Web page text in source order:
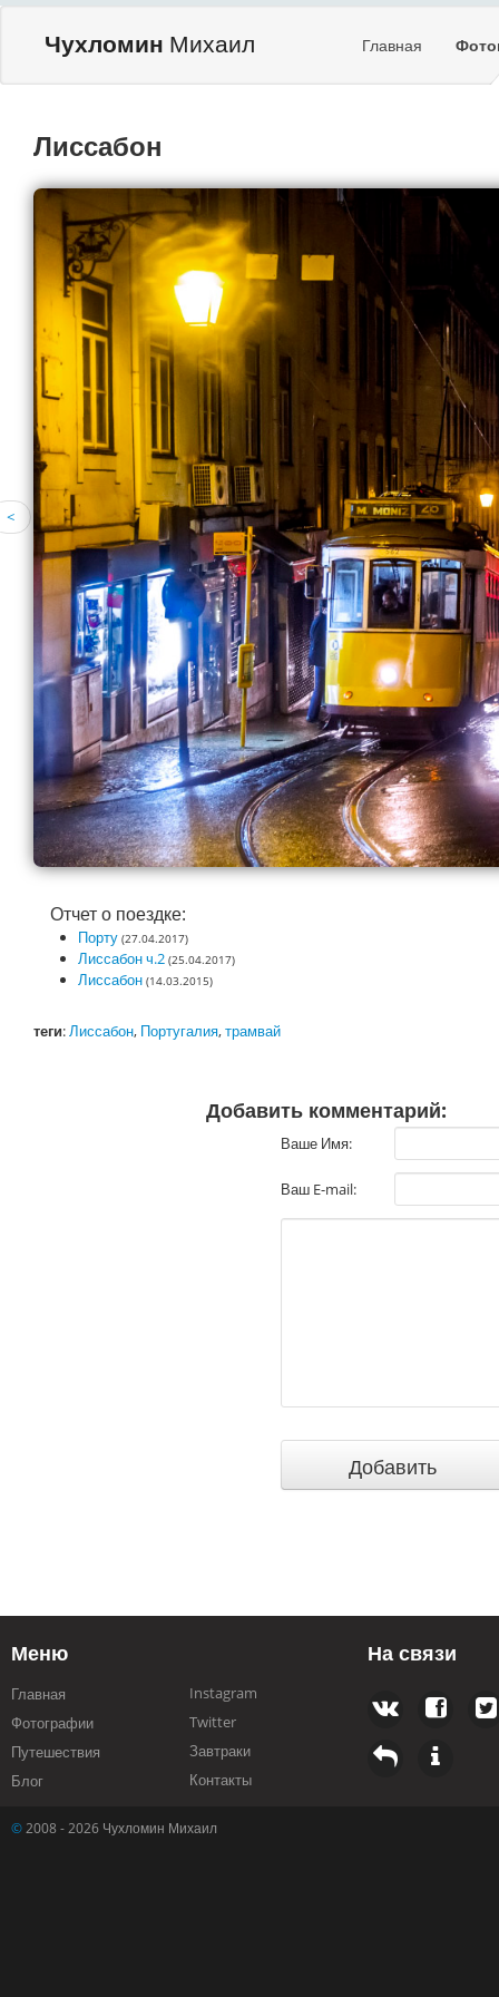
Чухломин Михаил Главная
Лиссабон
<
Отчет о поездке:
Порту (27.04.2017)
Лиссабон ч.2 (25.04.2017)
Лиссабон (14.03.2015)
теги:Лиссабон, Португалия,трамвай
Добавить комментарий:
Ваше Имя:
Ваш E-mail:
Меню
Главная
Фотографии
Путешествия
Блог
Instagram
Twitter
Завтраки
Контакты
На связи
© 2008 - 2026 Чухломин Михаил